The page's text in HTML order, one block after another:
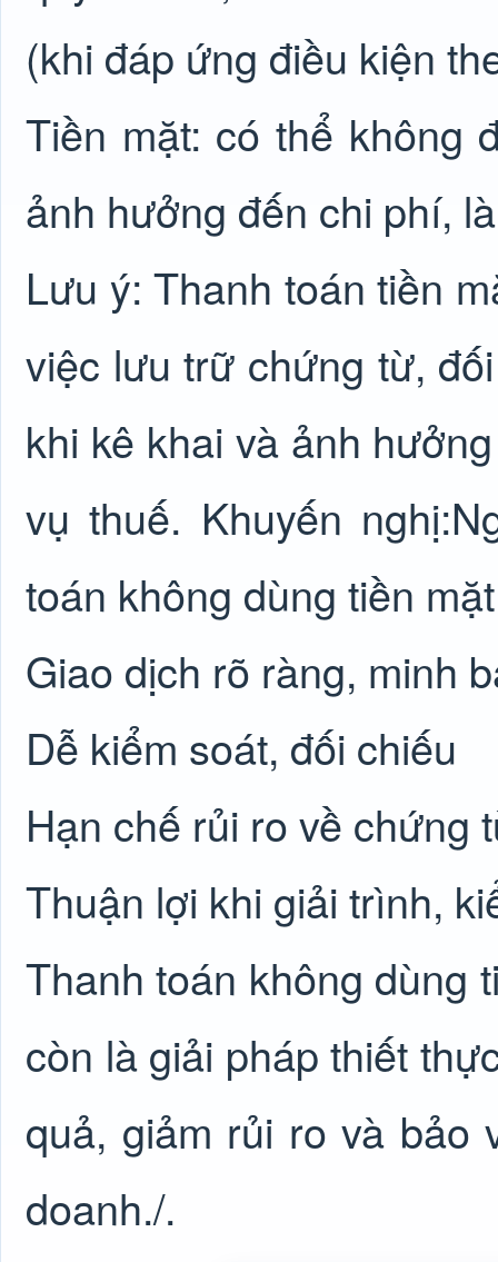
(khi đáp ứng điều kiện
Tiền mặt: có thể
ảnh hưởng đến chi phí,
Lưu ý: Thanh toán tiền
việc lưu trữ chứng từ,
khi kê khai và ảnh
vụ thuế. Khuyến
toán không dùng tiền
Giao dịch rõ ràng, minh
Dễ kiểm soát, đối chiếu
Hạn chế rủi ro về chứng
Thuận lợi khi giải trình,
Thanh toán không dùng
còn là giải pháp thiết
quả, giảm rủi ro và bảo
doanh./.